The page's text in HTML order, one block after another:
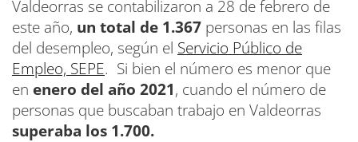
Valdeorras se contabilizaron a 28 de febrero de
este año, un total de 1.367 personas en las filas
del desempleo, según el Servicio Público de
Empleo, SEPE. Si bien el número es menor que
en enero del año 2021, cuando el número de
personas que buscaban trabajo en Valdeorras
superaba los 1.700.